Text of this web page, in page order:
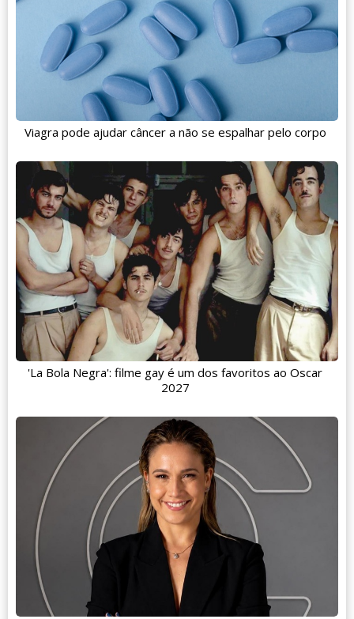
Viagra pode ajudar câncer a não se espalhar pelo corpo
'La Bola Negra': filme gay é um dos favoritos ao Oscar
2027